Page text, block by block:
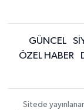
GÜNCEL
ÖZEL HABER
Sitede